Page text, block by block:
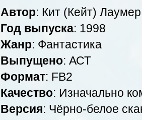
Автор: Кит (Кейт) Лаумер
Год выпуска: 1998
Жанр: Фантастика
Выпущено: АСТ
Формат: FB2
Качество: Изначально
Версия: Чёрно-белое